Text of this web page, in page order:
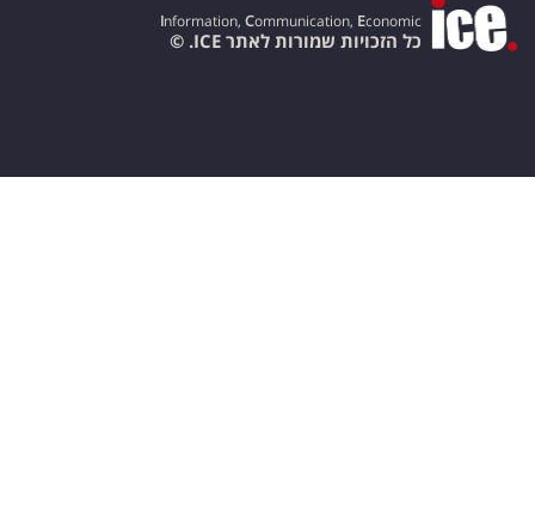
Information, Communication, Economic
כל הזכויות שמורות לאתר ICE. ©